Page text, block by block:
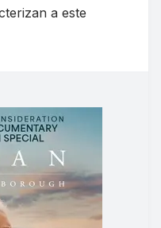
a este